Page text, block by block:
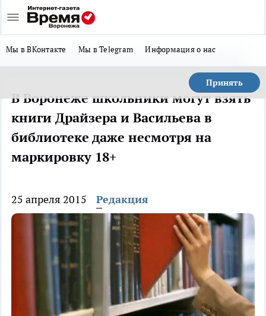
Мы в ВКонтакте Мы в Telegram Информация о нас
Принять
В Воронеже школьники могут взять
книги Драйзера и Васильева в
библиотеке даже несмотря на
маркировку 18+
25 апреля 2015 Редакция